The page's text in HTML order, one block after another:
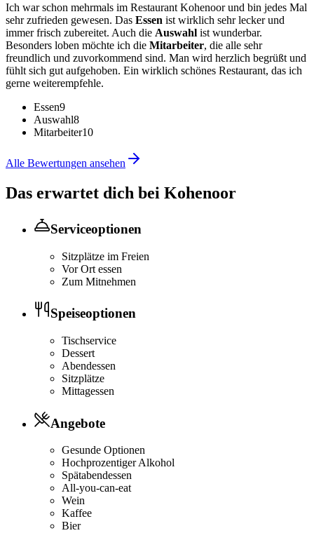
Ich war schon mehrmals im Restaurant Kohenoor und bin jedes Mal
sehr zufrieden gewesen. Das Essen ist wirklich sehr lecker und
immer frisch zubereitet. Auch die Auswahl ist wunderbar.
Besonders loben möchte ich die Mitarbeiter, die alle sehr
freundlich und zuvorkommend sind. Man wird herzlich begrüßt und
fühlt sich gut aufgehoben. Ein wirklich schönes Restaurant, das ich
gerne weiterempfehle.
Essen9
Auswahl8
Mitarbeiter10
Alle Bewertungen ansehen
Das erwartet dich bei Kohenoor
Serviceoptionen
Sitzplätze im Freien
Vor Ort essen
Zum Mitnehmen
Speiseoptionen
Tischservice
Dessert
Abendessen
Sitzplätze
Mittagessen
Angebote
Gesunde Optionen
Hochprozentiger Alkohol
Spätabendessen
All-you-can-eat
Wein
Kaffee
Bier